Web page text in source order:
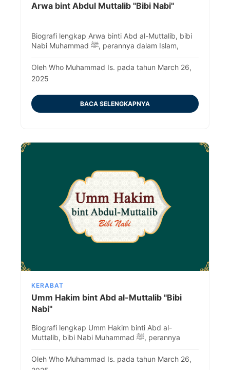
Arwa bint Abdul Muttalib "Bibi Nabi"
Biografi lengkap Arwa binti Abd al-Muttalib, bibi
Nabi Muhammad ﷺ, perannya dalam Islam,
Oleh Who Muhammad Is. pada tahun March 26,
2025
BACA SELENGKAPNYA
KERABAT
Umm Hakim bint Abd al-Muttalib "Bibi
Nabi"
Biografi lengkap Umm Hakim binti Abd al-
Muttalib, bibi Nabi Muhammad ﷺ, perannya
awal Islam.
Oleh Who Muhammad Is. pada tahun March 26,